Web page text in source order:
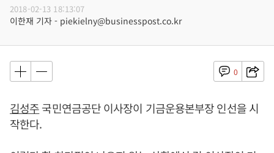
2018-02-13 18:13:07
이한재 기자 - piekielny@businesspost.co.kr
0
김성주국민연금공단 이사장이 기금운용본부장 인선을 시
작한다.